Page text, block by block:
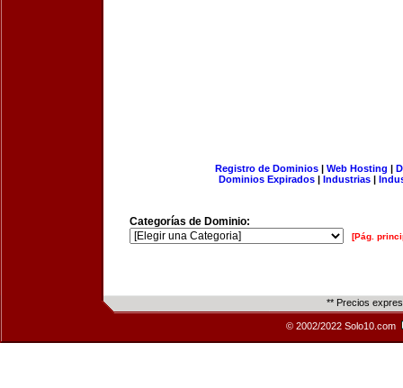
Registro de Dominios| Web Hosting |
Dominios Expirados | Industrias |
Categorías de Dominio:
[Pág.
** Precios
© 2002/2022 Solo10.com